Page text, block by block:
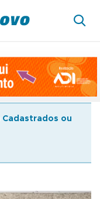
Cadastrados ou